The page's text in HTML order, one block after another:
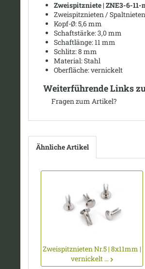
Zweispitzniete | ZNE3-6-11-
Zweispitznieten /
Kopf-Ø:5,6 mm
Schaftstärke: 3,0 mm
Schaftlänge: 11 mm
Schlitz: 8 mm
Material: Stahl
Oberfläche: vernickelt
Weiterführende Links
Fragen zum Artikel?
Ähnliche Artikel
Zweispitznieten Nr.5 | 8x11mm |
vernickelt ...